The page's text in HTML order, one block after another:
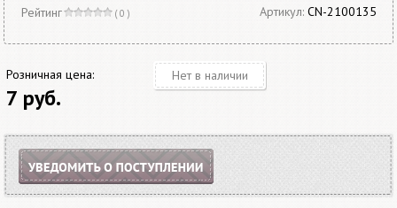
Рейтинг ( 0 ) Артикул: CN-2100135
Розничная цена:
7 руб.
Нет в наличии